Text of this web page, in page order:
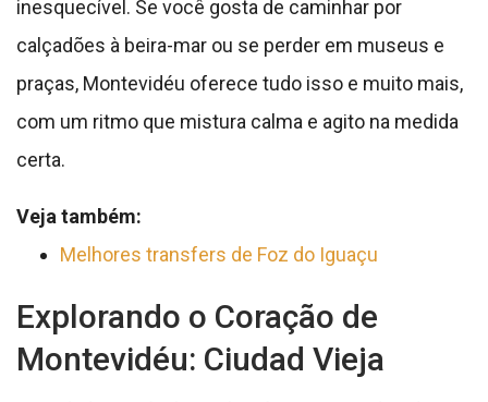
inesquecível. Se você gosta de caminhar por
calçadões à beira-mar ou se perder em museus e
praças, Montevidéu oferece tudo isso e muito mais,
com um ritmo que mistura calma e agito na medida
certa.
Veja também:
Melhores transfers de Foz do Iguaçu
Explorando o Coração de
Montevidéu: Ciudad Vieja